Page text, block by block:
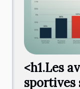
<h1.Les
sportives